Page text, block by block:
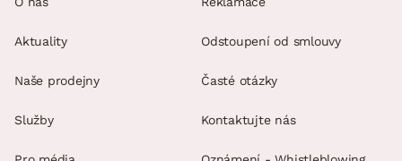
Aktuality
Naše prodejny
Služby
Odstoupení od smlouvy
Časté otázky
Kontaktujte nás